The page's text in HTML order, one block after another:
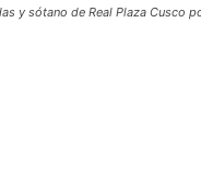
y sótano de Real Plaza Cusco